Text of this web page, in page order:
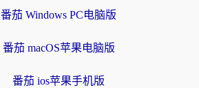
番茄 Windows PC电脑版
番茄 macOS苹果电脑版
番茄 ios苹果手机版